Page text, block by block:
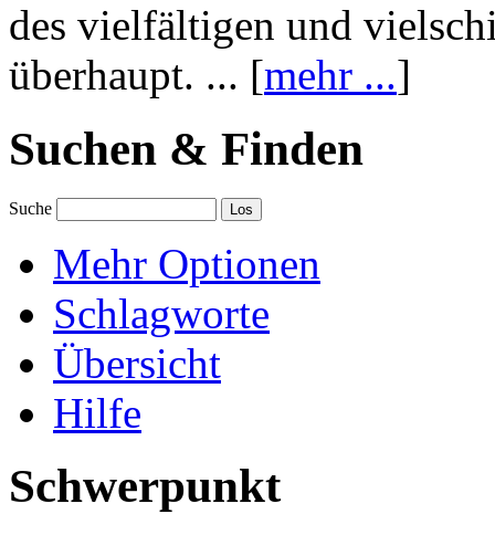
des vielfältigen und
überhaupt. ... [mehr ...]
Suchen & Finden
Suche
Mehr Optionen
Schlagworte
Übersicht
Hilfe
Schwerpunkt